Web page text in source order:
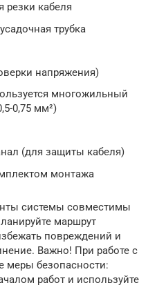
резки кабеля
трубка
напряжения)
многожильный
0,75 мм²)
(для защиты кабеля)
монтажа
системы совместимы
маршрут
повреждений и
Важно! При работе с
меры безопасности:
работ и используйте